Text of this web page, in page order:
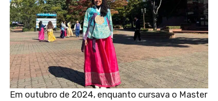
Em outubro de 2024, enquanto cursava o Master